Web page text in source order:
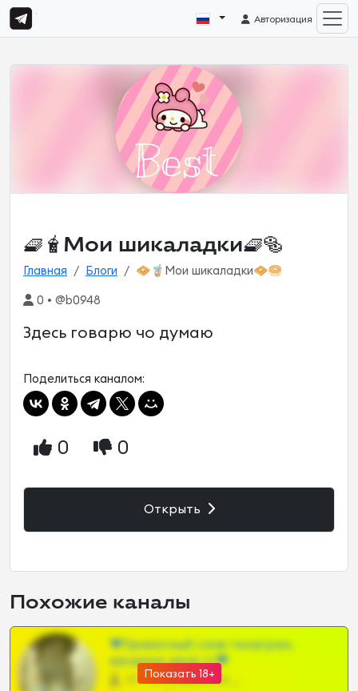
Авторизация
🧇🧋Мои шикаладки🧇🥯
Главная Блоги 🧇🧋Мои шикаладки🧇🥯
0 • @b0948
Здесь говарю чо думаю
Поделиться каналом:
0 0
Открыть
Похожие каналы
Показать 18+
❤Приватный слив телеграм,
шкодных шкур тг❤
57 •